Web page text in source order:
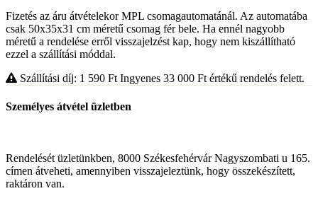
Fizetés az áru átvételekor MPL csomagautomatánál. Az automatába
csak 50x35x31 cm méretű csomag fér bele. Ha ennél nagyobb
méretű a rendelése erről visszajelzést kap, hogy nem kiszállítható
ezzel a szállítási móddal.
Szállítási díj: 1 590 Ft Ingyenes 33 000 Ft értékű rendelés felett.
Személyes átvétel üzletben
Rendelését üzletünkben, 8000 Székesfehérvár Nagyszombati u 165.
címen átveheti, amennyiben visszajeleztünk, hogy összekészített,
raktáron van.